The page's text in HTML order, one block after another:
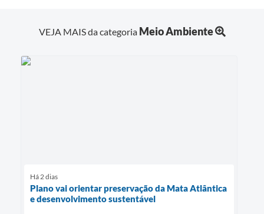
VEJA MAIS da categoria Meio Ambiente
Há 2 dias
Plano vai orientar preservação da Mata Atlântica
e desenvolvimento sustentável